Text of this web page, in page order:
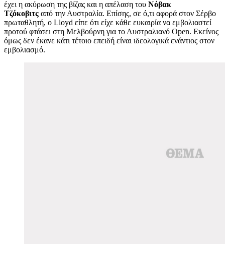
έχει η ακύρωση της βίζας και η απέλαση του Νόβακ
Τζόκοβιτς από την Αυστραλία. Επίσης, σε ό,τι αφορά στον Σέρβο
πρωταθλητή, ο Lloyd είπε ότι είχε κάθε ευκαιρία να εμβολιαστεί
προτού φτάσει στη Μελβούρνη για το Αυστραλιανό Open. Εκείνος
όμως δεν έκανε κάτι τέτοιο επειδή είναι ιδεολογικά ενάντιος στον
εμβολιασμό.